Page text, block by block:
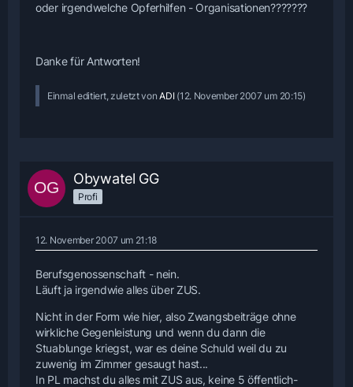
oder irgendwelche Opferhilfen - Organisationen???????
Danke für Antworten!
Einmal editiert, zuletzt vonADI(12. November 2007 um 20:15)
Obywatel GG
Profi
12. November 2007 um 21:18
Berufsgenossenschaft - nein.
Läuft ja irgendwie alles über ZUS.
Nicht in der Form wie hier, also Zwangsbeiträge ohne
wirkliche Gegenleistung und wenn du dann die
Stuablunge kriegst, war es deine Schuld weil du zu
zuwenig im Zimmer gesaugt hast...
In PL machst du alles mit ZUS aus, keine 5 öffentlich-